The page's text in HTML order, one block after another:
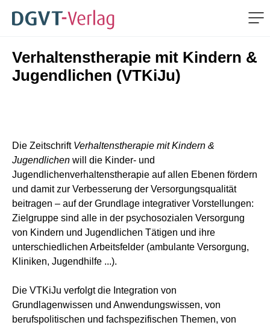
ZUM HAUPTINHALT SPRINGEN
ZUR SUCHE SPRINGEN
Verhaltenstherapie mit Kindern &
Jugendlichen (VTKiJu)
Die Zeitschrift Verhaltenstherapie mit Kindern &
Jugendlichen will die Kinder- und
Jugendlichenverhaltenstherapie auf allen Ebenen fördern
und damit zur Verbesserung der Versorgungsqualität
beitragen – auf der Grundlage integrativer Vorstellungen:
Zielgruppe sind alle in der psychosozialen Versorgung
von Kindern und Jugendlichen Tätigen und ihre
unterschiedlichen Arbeitsfelder (ambulante Versorgung,
Kliniken, Jugendhilfe ...).
Die VTKiJu verfolgt die Integration von
Grundlagenwissen und Anwendungswissen, von
berufspolitischen und fachspezifischen Themen, von